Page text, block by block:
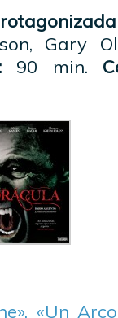
Gary
90 min.
«Un